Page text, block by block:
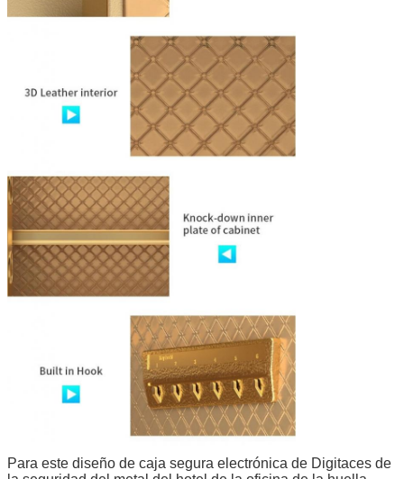
Para este diseño de caja segura electrónica de Digitaces de